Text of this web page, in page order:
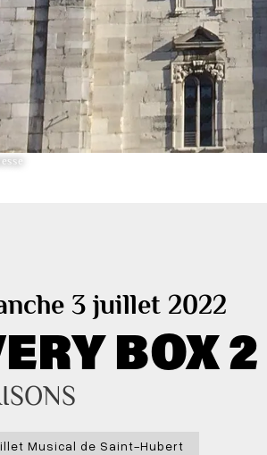
3 juillet 2022
BOX
Musical de Saint-Hubert